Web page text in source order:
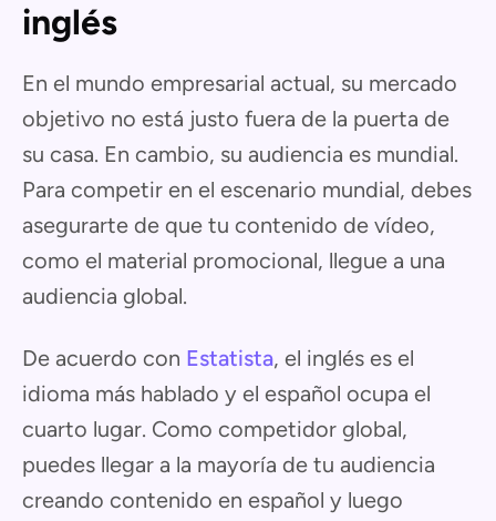
inglés
En el mundo empresarial actual, su mercado
objetivo no está justo fuera de la puerta de
su casa. En cambio, su audiencia es mundial.
Para competir en el escenario mundial, debes
asegurarte de que tu contenido de vídeo,
como el material promocional, llegue a una
audiencia global.
De acuerdo con Estatista, el inglés es el
idioma más hablado y el español ocupa el
cuarto lugar. Como competidor global,
puedes llegar a la mayoría de tu audiencia
creando contenido en español y luego